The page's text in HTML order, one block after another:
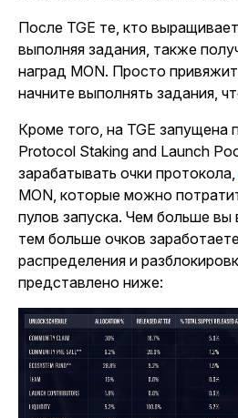
После TGE те, кто
выполняя задания, также
наград MON. Просто
начните выполнять задания,
Кроме того, на TGE запущена
Protocol Staking and Launch
зарабатывать очки протокола,
MON, которые можно
пулов запуска. Чем больше вы
тем больше очков
распределения и
представлено ниже: